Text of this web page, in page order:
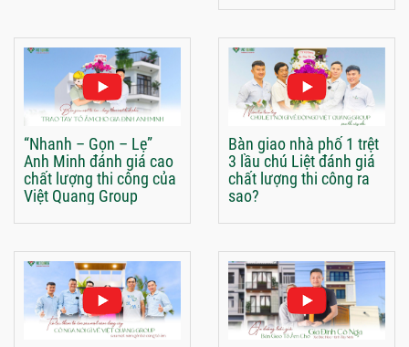
“Nhanh – Gọn – Lẹ”
Anh Minh đánh giá cao
chất lượng thi công của
Việt Quang Group
Bàn giao nhà phố 1 trệt
3 lầu chú Liệt đánh giá
chất lượng thi công ra
sao?